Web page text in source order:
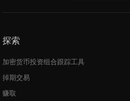
探索
加密货币投资组合跟踪工具
掉期交易
赚取